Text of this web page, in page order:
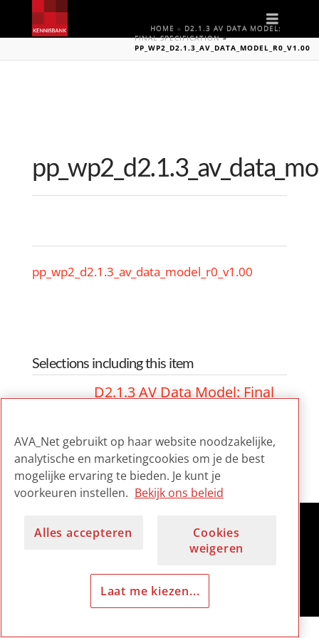
HOME » D2.1.3 AV DATA MODEL:
FINAL SPECIFICATION»
PP_WP2_D2.1.3_AV_DATA_MODEL_R0_V1.00
pp_wp2_d2.1.3_av_data_model_r0_v1.00
Selections including this item
D2.1.3 AV Data Model: Final
D2.1.3 AV Data Model: Final
Specification
AVA_Net gebruikt op haar website noodzakelijke,
analytische en marketingcookies om je de best
mogelijke ervaring te bieden. Je kunt je
voorkeuren instellen. Bekijk ons beleid
Alles accepteren
Cookies
weigeren
Laat me kiezen...